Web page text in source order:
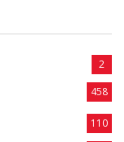
2
458
110